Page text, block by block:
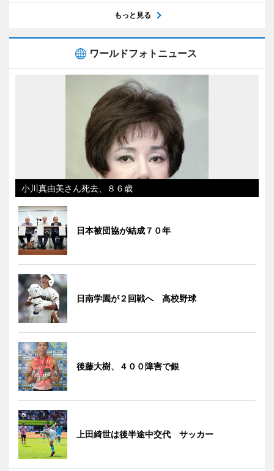
もっと見る
ワールドフォトニュース
小川真由美さん死去、８６歳
日本被団協が結成７０年
日南学園が２回戦へ 高校野球
後藤大樹、４００障害で銀
上田綺世は後半途中交代 サッカー